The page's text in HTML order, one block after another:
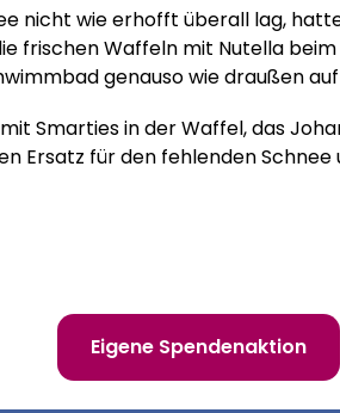
nicht wie erhofft überall lag,
frischen Waffeln mit Nutella
genauso wie draußen
Smarties in der Waffel, das
Ersatz für den fehlenden
Eigene Spendenaktion